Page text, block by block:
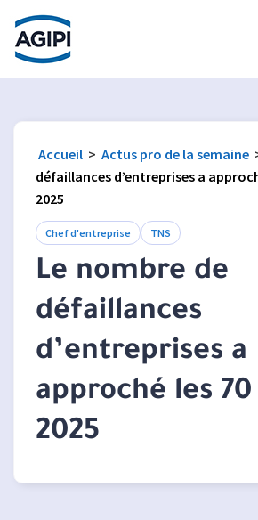
Accès au menu
Accès au contenu principal
Accueil > Actus pro de la semaine
défaillances d’entreprises a
2025
Chef d'entreprise TNS
Le nombre de
défaillances
d’entreprises a
approché les
2025